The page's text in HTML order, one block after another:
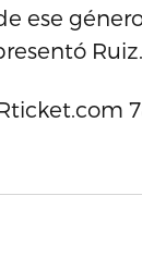
ese
Ruiz.